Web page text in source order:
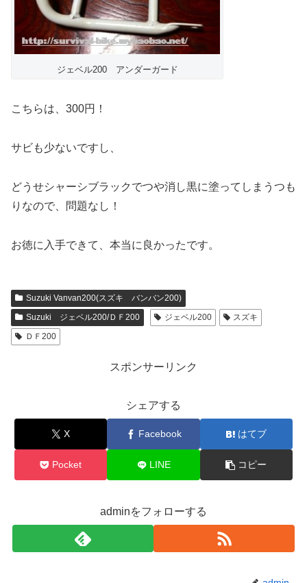
ジェベル200 アンダーガード
こちらは、300円！
サビも少ないですし、
どうせシャーシブラックでつや消し黒に塗ってしまうつも
りなので、問題なし！
お徳に入手できて、本当に良かったです。
Suzuki Vanvan200(スズキ バンバン200)
Suzuki ジェベル200/ＤＦ200
ジェベル200
スズキ
ＤＦ200
スポンサーリンク
シェアする
X Facebook はてブ
Pocket LINE コピー
adminをフォローする